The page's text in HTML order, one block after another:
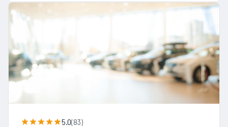
5.0(83)